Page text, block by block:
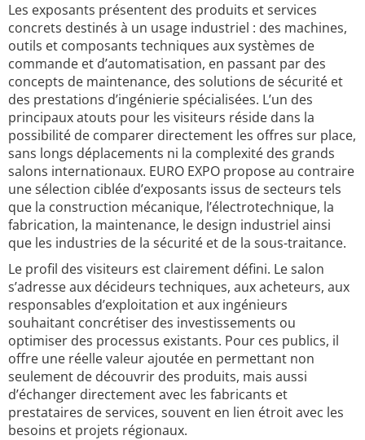
Les exposants présentent des produits et services
concrets destinés à un usage industriel : des machines,
outils et composants techniques aux systèmes de
commande et d’automatisation, en passant par des
concepts de maintenance, des solutions de sécurité et
des prestations d’ingénierie spécialisées. L’un des
principaux atouts pour les visiteurs réside dans la
possibilité de comparer directement les offres sur place,
sans longs déplacements ni la complexité des grands
salons internationaux. EURO EXPO propose au contraire
une sélection ciblée d’exposants issus de secteurs tels
que la construction mécanique, l’électrotechnique, la
fabrication, la maintenance, le design industriel ainsi
que les industries de la sécurité et de la sous-traitance.
Le profil des visiteurs est clairement défini. Le salon
s’adresse aux décideurs techniques, aux acheteurs, aux
responsables d’exploitation et aux ingénieurs
souhaitant concrétiser des investissements ou
optimiser des processus existants. Pour ces publics, il
offre une réelle valeur ajoutée en permettant non
seulement de découvrir des produits, mais aussi
d’échanger directement avec les fabricants et
prestataires de services, souvent en lien étroit avec les
besoins et projets régionaux.